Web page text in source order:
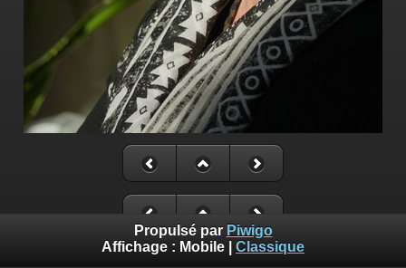
Propulsé par Piwigo
Affichage : Mobile Classique